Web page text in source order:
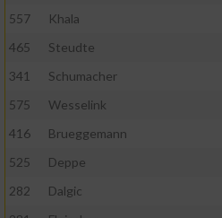
557
Khala
465
Steudte
341
Schumacher
575
Wesselink
416
Brueggemann
525
Deppe
282
Dalgic